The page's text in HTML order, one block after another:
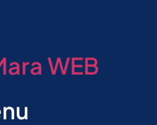
WEB